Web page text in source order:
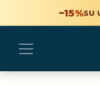
−15%SU